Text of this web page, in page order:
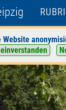
Website